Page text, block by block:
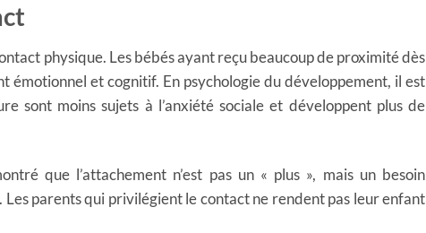
physique. Les bébés ayant reçu beaucoup de proximité dès
et cognitif. En psychologie du développement, il est
sont moins sujets à l’anxiété sociale et développent plus de
que l’attachement n’est pas un « plus », mais un besoin
parents qui privilégient le contact ne rendent pas leur enfant